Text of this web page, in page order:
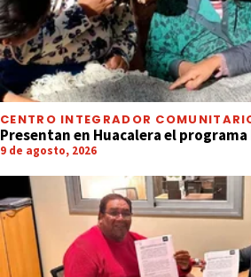
CENTRO INTEGRADOR
Presentan en Huacalera el
9 de agosto, 2026